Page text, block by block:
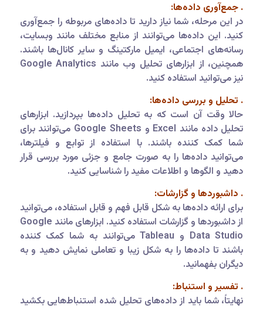
. جمع‌آوری داده‌ها:
در این مرحله، شما نیاز دارید تا داده‌های مربوطه را جمع‌آوری
کنید. این داده‌ها می‌توانند از منابع مختلف مانند وبسایت،
رسانه‌های اجتماعی، ایمیل مارکتینگ و سایر کانال‌ها باشند.
همچنین، از ابزارهای تحلیل وب مانند Google Analytics
نیز می‌توانید استفاده کنید.
. تحلیل و بررسی داده‌ها:
حالا وقت آن است که به تحلیل داده‌ها بپردازید. ابزارهای
تحلیل داده مانند Excel و Google Sheets می‌توانند برای
شما کمک کننده باشند. با استفاده از توابع و فیلترها،
می‌توانید داده‌ها را به صورت جامع و جزئی مورد بررسی قرار
دهید و الگوها و اطلاعات مفید را شناسایی کنید.
. داشبوردها و گزارشات:
برای ارائه داده‌ها به شکل قابل فهم و قابل استفاده، می‌توانید
از داشبوردها و گزارشات استفاده کنید. ابزارهای مانند Google
Data Studio و Tableau می‌توانند به شما کمک کننده
باشند تا داده‌ها را به شکل زیبا و تعاملی نمایش دهید و به
دیگران بفهمانید.
. تفسیر و استنباط:
نهایتاً، شما باید از داده‌های تحلیل شده استنباط‌هایی بکشید